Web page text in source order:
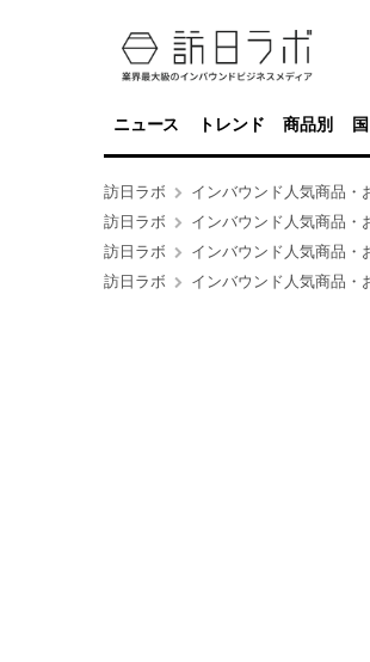
ニュース トレンド 商品別
訪日ラボ インバウンド人気商品・
訪日ラボ
インバウンド人気商品・
訪日ラボ
インバウンド人気商品・
訪日ラボ
インバウンド人気商品・